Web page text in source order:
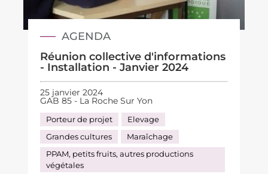
AGENDA
Réunion collective d'informations
- Installation - Janvier 2024
25 janvier 2024
GAB 85 - La Roche Sur Yon
Porteur de projet
Elevage
Grandes cultures
Maraîchage
PPAM, petits fruits, autres productions
végétales